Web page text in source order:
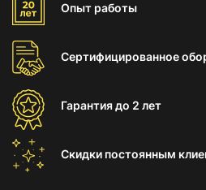
Опыт работы
Сертифицированное
Гарантиядо 2 лет
Скидки постоянным